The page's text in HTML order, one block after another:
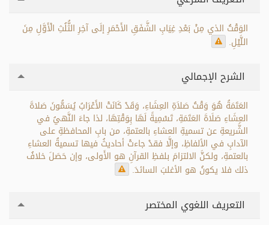
الوَقْتُ الذي مِنْ بَعْدِ غِيَابِ الشَّفَقِ الأَحْمَرِ إلَى آخِرِ الثُّلُثِ الْأَوَّلِ مِنَ
اللَّيْلِ.
الشرح الإجمالي
العَتَمَةُ هُوَ وَقْتُ صَلاَةِ العِشَاءِ، وَقَدْ كَانَتْ الأَعْرَابُ يُسَمُّونَ صَلاةَ
العِشَاءِ صَلَاةَ العَتَمَةِ، تَسْمِيةً لَهَا بِوَقْتِهَا، لذا جاءَ النَّهيُ في
الشَّريعةِ عن تسميةِ العشاءِ بالعتمةِ، من بابِ المحافظةِ على
الآدابِ في الألفاظِ، وإلَّا فقدْ جاءتْ أحاديثُ فيها تسميةُ العشاءِ
بالعتمةِ، ولكنَّ الالتزامَ بلفظِ القرآنِ هو الأَولى، وإن حَصَلَ خلافُ
ذلك فلا يكونُ هو الأغلبَ السائدَ.
التعريف اللغوي المختصر